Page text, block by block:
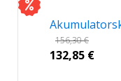
156,30€
132,85 €